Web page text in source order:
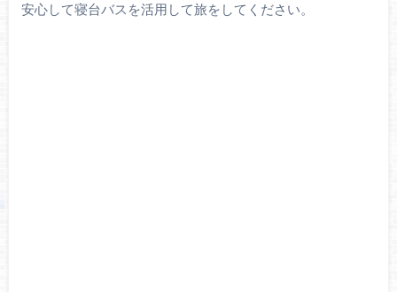
安心して寝台バスを活用して旅をしてください。